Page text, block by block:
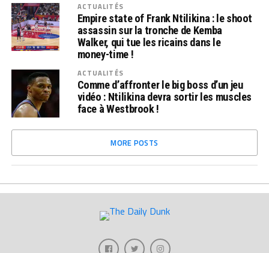
ACTUALITÉS
Empire state of Frank Ntilikina : le shoot
assassin sur la tronche de Kemba
Walker, qui tue les ricains dans le
money-time !
ACTUALITÉS
Comme d’affronter le big boss d’un jeu
vidéo : Ntilikina devra sortir les muscles
face à Westbrook !
MORE POSTS